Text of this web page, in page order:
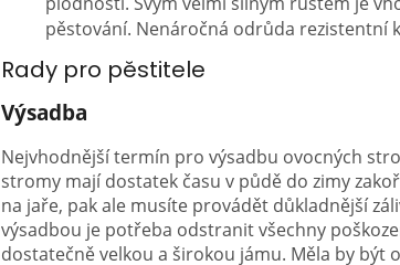
pěstování. Nenáročná odrůda rezistentní
Rady pro pěstitele
Výsadba
Nejvhodnější termín pro výsadbu ovocných
stromy mají dostatek času v půdě do zimy
na jaře, pak ale musíte provádět důkladnější
výsadbou je potřeba odstranit všechny
dostatečně velkou a širokou jámu. Měla by být